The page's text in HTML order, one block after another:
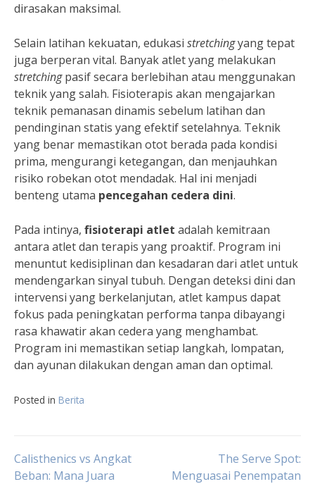
dirasakan maksimal.
Selain latihan kekuatan, edukasi stretchingyang tepat
juga berperan vital. Banyak atlet yang melakukan
stretchingpasif secara berlebihan atau menggunakan
teknik yang salah. Fisioterapis akan mengajarkan
teknik pemanasan dinamis sebelum latihan dan
pendinginan statis yang efektif setelahnya. Teknik
yang benar memastikan otot berada pada kondisi
prima, mengurangi ketegangan, dan menjauhkan
risiko robekan otot mendadak. Hal ini menjadi
benteng utama pencegahan cedera dini.
Pada intinya, fisioterapi atlet adalah kemitraan
antara atlet dan terapis yang proaktif. Program ini
menuntut kedisiplinan dan kesadaran dari atlet untuk
mendengarkan sinyal tubuh. Dengan deteksi dini dan
intervensi yang berkelanjutan, atlet kampus dapat
fokus pada peningkatan performa tanpa dibayangi
rasa khawatir akan cedera yang menghambat.
Program ini memastikan setiap langkah, lompatan,
dan ayunan dilakukan dengan aman dan optimal.
Posted in Berita
Navigasi
Calisthenics vs Angkat
Beban: Mana Juara
The Serve Spot:
Menguasai Penempatan